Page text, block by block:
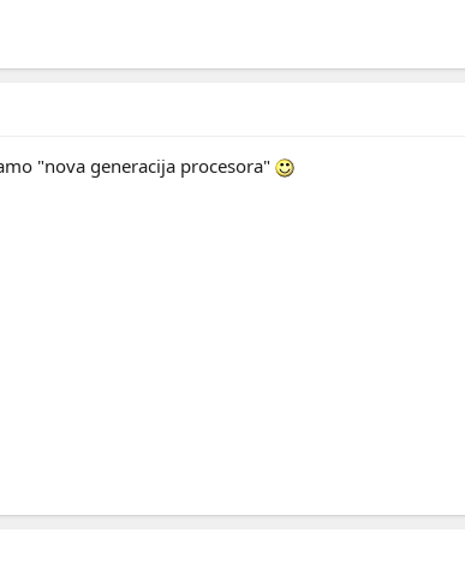
"nova generacija procesora"